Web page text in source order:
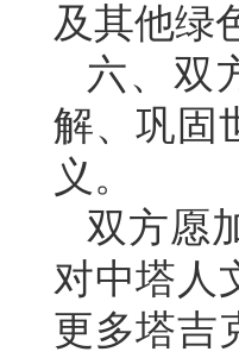
及其他绿
六、双
解、巩固
义。
双方愿
对中塔人
更多塔吉